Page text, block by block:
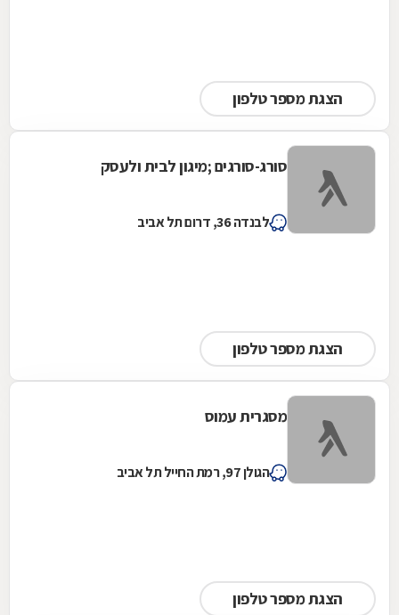
הצגת מספר טלפון
סורג-סורגים ;מיגון לבית ולעסק
לבנדה 36, דרום תל אביב
הצגת מספר טלפון
מסגרית עמוס
הגולן 97, רמת החייל תל אביב
הצגת מספר טלפון